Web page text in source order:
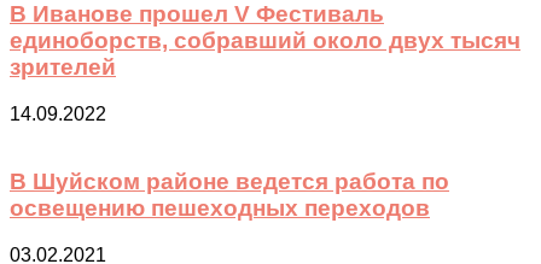
В Иванове прошел V Фестиваль
единоборств, собравший около двух тысяч
зрителей
14.09.2022
В Шуйском районе ведется работа по
освещению пешеходных переходов
03.02.2021